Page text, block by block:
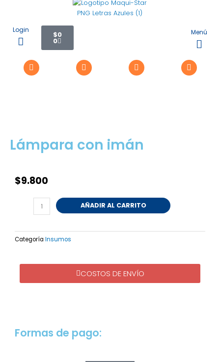
Login
$0
0
Carrito Menú
Lámpara con imán
$9.800
Lámpara
cantidad
AÑADIR AL CARRITO
Categoría Insumos
COSTOS DE ENVÍO
Formas de pago: